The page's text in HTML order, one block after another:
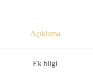
Açıklama
Ek bilgi